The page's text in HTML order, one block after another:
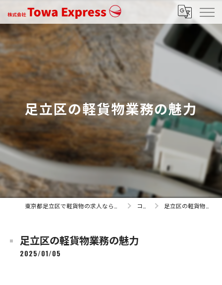
足立区の軽貨物業務の魅力
コラム 足立区の軽貨物業務の魅力
足立区の軽貨物業務の魅力
2025/01/05